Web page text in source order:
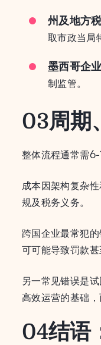
州及地方
取市政当局
墨西哥企
制监管。
03周期
整体流程通常需6-
成本因架构复杂
规及税务义务。
跨国企业最常犯
可可能导致罚款甚
另一常见错误是
高效运营的基础
04结语